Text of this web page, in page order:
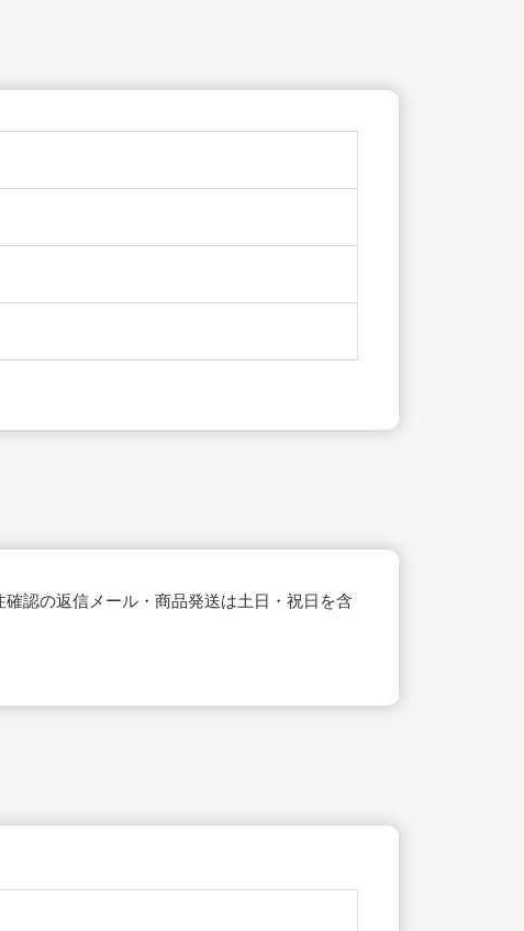
認の返信メール・商品発送は土日・祝日を含